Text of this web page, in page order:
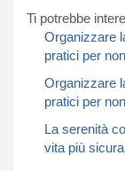
Ti potrebbe
Organizzare
pratici per
Organizzare
pratici per
La serenità
vita più sicura